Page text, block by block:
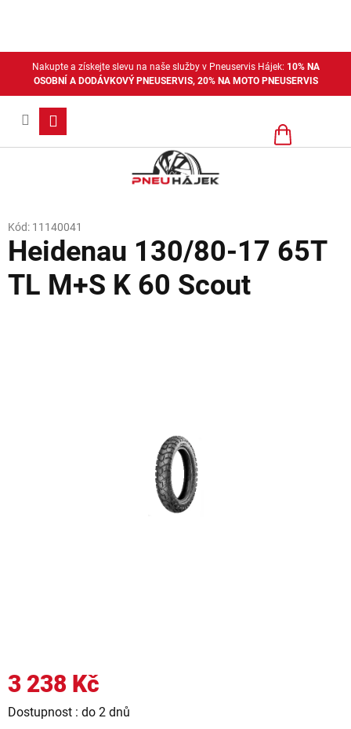
Nakupte a získejte slevu na naše služby v Pneuservis Hájek: 10% NA
OSOBNÍ A DODÁVKOVÝ PNEUSERVIS, 20% NA MOTO PNEUSERVIS
Nákupní
Heidenau 130/80-17 65T
TL M+S K 60 Scout
Kód: 11140041
3 238 Kč
Měrná
Dostupnost : do 2 dnů